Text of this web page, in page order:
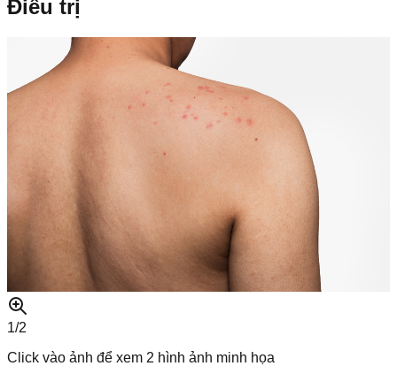
Điều trị
1/2
Click vào ảnh để xem 2 hình ảnh minh họa